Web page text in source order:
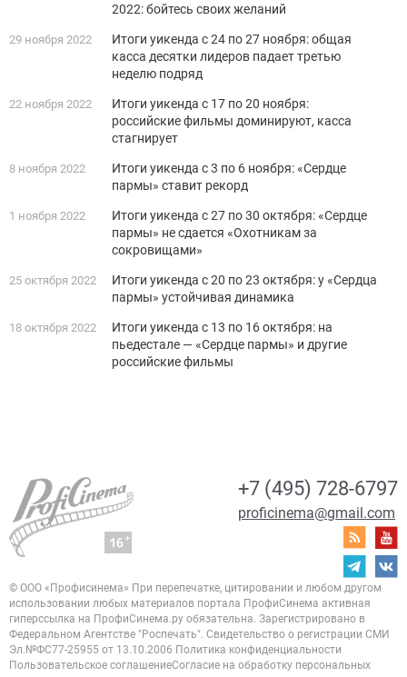
2022: бойтесь своих желаний
29 ноября 2022
Итоги уикенда с 24 по 27 ноября: общая
касса десятки лидеров падает третью
неделю подряд
22 ноября 2022
Итоги уикенда с 17 по 20 ноября:
российские фильмы доминируют, касса
стагнирует
8 ноября 2022
Итоги уикенда с 3 по 6 ноября: «Сердце
пармы» ставит рекорд
1 ноября 2022
Итоги уикенда с 27 по 30 октября: «Сердце
пармы» не сдается «Охотникам за
сокровищами»
25 октября 2022
Итоги уикенда с 20 по 23 октября: у «Сердца
пармы» устойчивая динамика
18 октября 2022
Итоги уикенда с 13 по 16 октября: на
пьедестале — «Сердце пармы» и другие
российские фильмы
+7 (495) 728-6797
proficinema@gmail.com
© ООО «Профисинема» При перепечатке, цитировании и любом другом
использовании любых материалов портала ПрофиСинема активная
гиперссылка на ПрофиСинема.ру обязательна. Зарегистрировано в
Федеральном Агентстве "Роспечать". Свидетельство о регистрации СМИ
Эл.№ФС77-25955 от 13.10.2006 Политика конфиденциальности
Пользовательское соглашениеСогласие на обработку персональных